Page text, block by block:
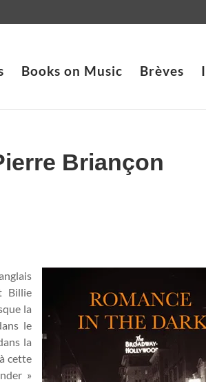
Books on Music Brèves
Briançon
Billie
la
le
la
cette
»